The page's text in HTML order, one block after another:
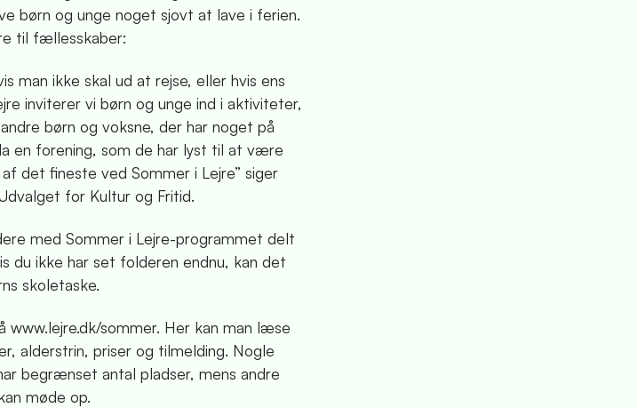
børn og unge noget sjovt at lave i ferien.
til fællesskaber:
man ikke skal ud at rejse, eller hvis ens
inviterer vi børn og unge ind i aktiviteter,
børn og voksne, der har noget på
en forening, som de har lyst til at være
det fineste ved Sommer i Lejre” siger
for Kultur og Fritid.
med Sommer i Lejre-programmet delt
du ikke har set folderen endnu, kan det
skoletaske.
www.lejre.dk/sommer. Her kan man læse
alderstrin, priser og tilmelding. Nogle
begrænset antal pladser, mens andre
møde op.